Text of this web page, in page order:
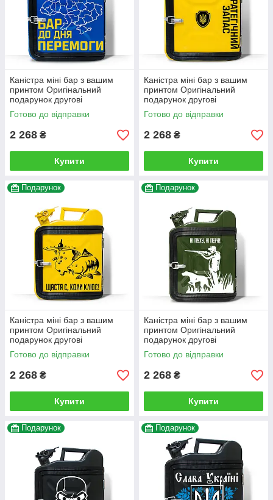
Каністра міні бар з вашим
принтом Оригінальний
подарунок другові
автовласнику автолюбителю
для гаража
Готово до відправки
2 268 ₴
Купити
Каністра міні бар з вашим
принтом Оригінальний
подарунок другові
автовласнику автолюбителю
для гаража
Готово до відправки
2 268 ₴
Купити
Подарунок
Каністра міні бар з вашим
принтом Оригінальний
подарунок другові
автовласнику автолюбителю
для гаража
Готово до відправки
2 268 ₴
Купити
Подарунок
Каністра міні бар з вашим
принтом Оригінальний
подарунок другові
автовласнику автолюбителю
для гаража
Готово до відправки
2 268 ₴
Купити
Подарунок Подарунок